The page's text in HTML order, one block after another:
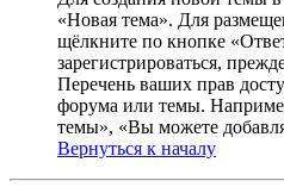
«Новая тема». Для
щёлкните по кнопке
зарегистрироваться,
Перечень ваших прав
форума или темы.
темы», «Вы можете
Вернуться к началу